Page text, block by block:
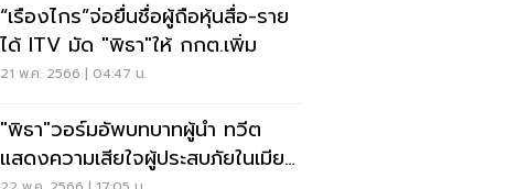
“เรืองไกร”จ่อยื่นชื่อผู้ถือหุ้นสื่อ-ราย
ได้ ITV มัด "พิธา"ให้ กกต.เพิ่ม
21 พ.ค. 2566 | 04:47 น.
"พิธา"วอร์มอัพบทบาทผู้นำ ทวีต
แสดงความเสียใจผู้ประสบภัยในเมีย